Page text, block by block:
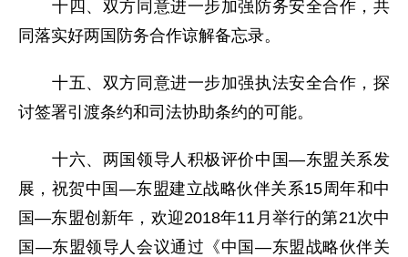
十四、双方同意进一步加强防务安全合作，共
同落实好两国防务合作谅解备忘录。
十五、双方同意进一步加强执法安全合作，探
讨签署引渡条约和司法协助条约的可能。
十六、两国领导人积极评价中国—东盟关系发
展，祝贺中国—东盟建立战略伙伴关系15周年和中
国—东盟创新年，欢迎2018年11月举行的第21次中
国—东盟领导人会议通过《中国—东盟战略伙伴关